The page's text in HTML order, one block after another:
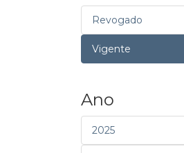
Revogado
Vigente
Ano
2025